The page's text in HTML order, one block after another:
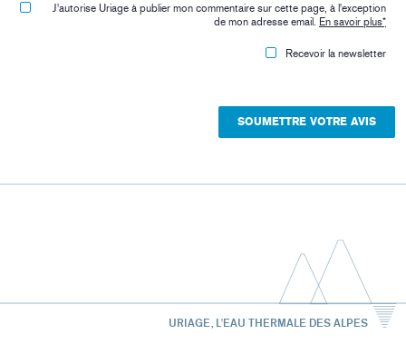
J'autorise Uriage à publier mon commentaire sur cette page, à l'exception
de mon adresse email. En savoir plus*
Recevoir la newsletter
URIAGE, L'EAU THERMALE DES ALPES